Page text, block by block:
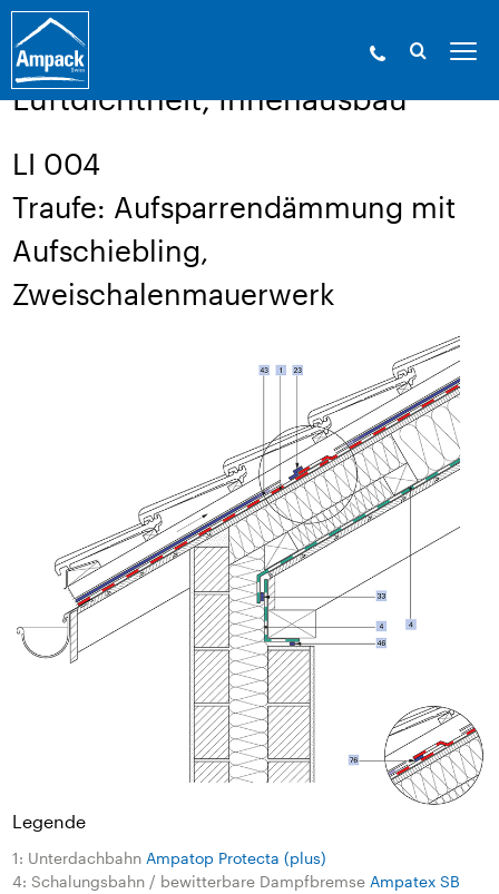
Ampack - Die Experten der Gebäudehülle. Seit
1946.»Service
Luftdichtheit, Innenausbau
LI 004
Traufe: Aufsparrendämmung mit
Aufschiebling,
Zweischalenmauerwerk
Legende
1: Unterdachbahn Ampatop Protecta (plus)
4: Schalungsbahn / bewitterbare Dampfbremse Ampatex SB